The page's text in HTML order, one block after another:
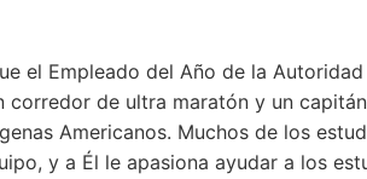
el Empleado del Año de la
corredor de ultra maratón y un
Americanos. Muchos de los
y a Él le apasiona ayudar a los